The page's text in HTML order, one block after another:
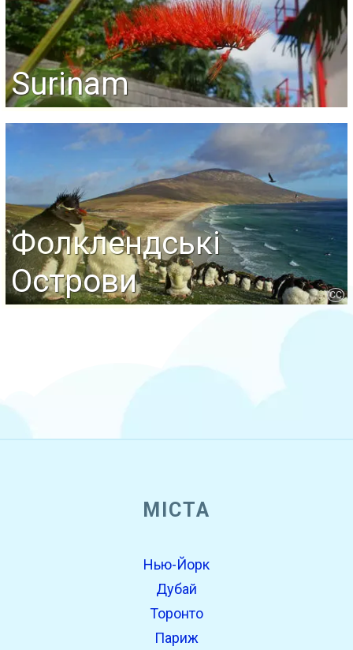
Surinam
Фолклендські
Острови
CC
МІСТА
Нью-Йорк
Дубай
Торонто
Париж